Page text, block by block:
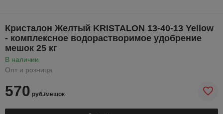
Кристалон Желтый KRISTALON 13-40-13 Yellow
- комплексное водорастворимое удобрение
мешок 25 кг
В наличии
Опт и розница
570 руб./мешок